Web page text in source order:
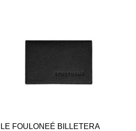
LE FOULONEÉ BILLETERA